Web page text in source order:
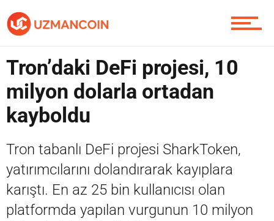
Soru Sor
Contact / İletişim
Tron’daki DeFi projesi, 10
milyon dolarla ortadan
kayboldu
Tron tabanlı DeFi projesi SharkToken,
yatırımcılarını dolandırarak kayıplara
karıştı. En az 25 bin kullanıcısı olan
platformda yapılan vurgunun 10 milyon